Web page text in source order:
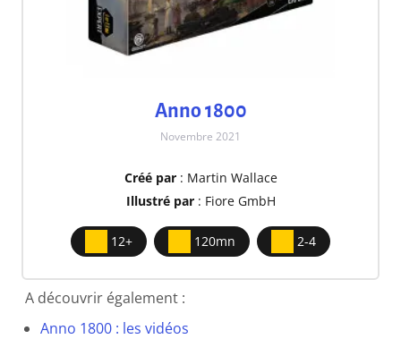
Anno 1800
Novembre 2021
Créé par: Martin Wallace
Illustré par: Fiore GmbH
12+ 120mn 2-4
A découvrir également :
Anno 1800 : les vidéos